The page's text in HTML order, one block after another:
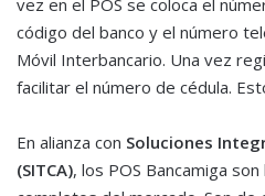
código del banco y el número
Móvil Interbancario. Una vez
facilitar el número de cédula.
En alianza con Soluciones
(SITCA), los POS Bancamiga